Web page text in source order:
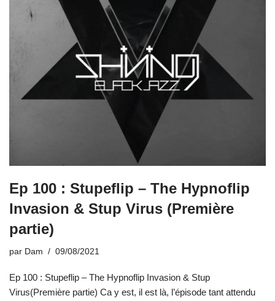
Ep 100 : Stupeflip – The Hypnoflip
Invasion & Stup Virus (Première
partie)
par Dam 09/08/2021
Ep 100 : Stupeflip – The Hypnoflip Invasion & Stup
Virus(Première partie) Ca y est, il est là, l’épisode tant attendu